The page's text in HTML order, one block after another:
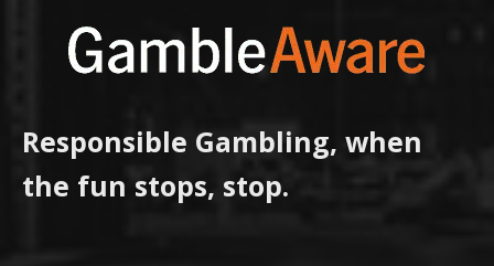
Responsible Gambling, when
the fun stops, stop.